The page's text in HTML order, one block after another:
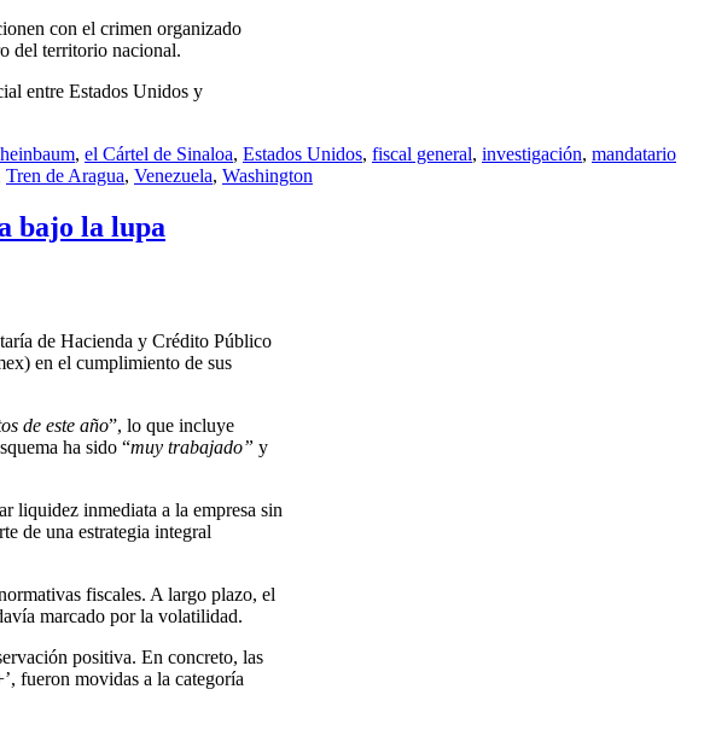
con el crimen organizado
del territorio nacional.
entre Estados Unidos y
, el Cártel de Sinaloa, Estados Unidos, fiscal general, investigación, mandatario
Tren de Aragua, Venezuela, Washington
bajo la lupa
de Hacienda y Crédito Público
en el cumplimiento de sus
de este año”, lo que incluye
ha sido “muy trabajado” y
liquidez inmediata a la empresa sin
de una estrategia integral
fiscales. A largo plazo, el
marcado por la volatilidad.
positiva. En concreto, las
fueron movidas a la categoría